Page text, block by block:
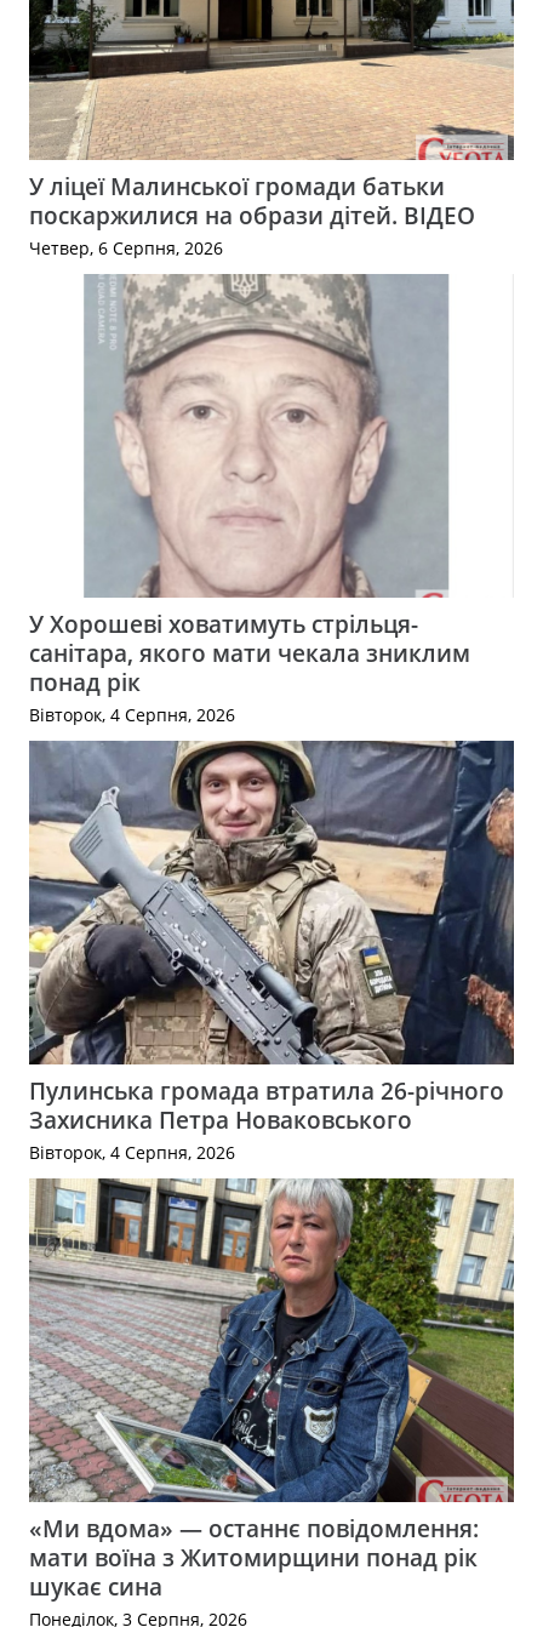
У ліцеї Малинської громади батьки
поскаржилися на образи дітей. ВІДЕО
Четвер, 6 Серпня, 2026
У Хорошеві ховатимуть стрільця-
санітара, якого мати чекала зниклим
понад рік
Вівторок, 4 Серпня, 2026
Пулинська громада втратила 26-річного
Захисника Петра Новаковського
Вівторок, 4 Серпня, 2026
«Ми вдома» — останнє повідомлення:
мати воїна з Житомирщини понад рік
шукає сина
Понеділок, 3 Серпня, 2026